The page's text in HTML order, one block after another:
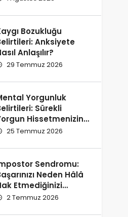
Bozukluğu
Anksiyete
Anlaşılır?
29 Temmuz 2026
Yorgunluk
Sürekli
Hissetmenizin
Olası Nedeni
25 Temmuz 2026
Sendromu:
Neden Hâlâ
Etmediğinizi
2 Temmuz 2026